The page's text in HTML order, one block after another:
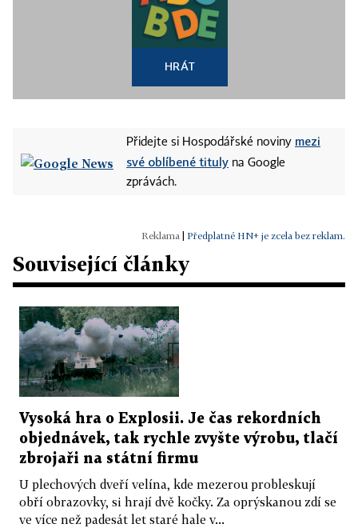
HRÁT
Přidejte si Hospodářské noviny mezi
své oblíbené tituly na Google
zprávách.
Předplatné HN+ je zcela bez reklam.
Související články
Vysoká hra o Explosii. Je čas rekordních
objednávek, tak rychle zvyšte výrobu, tlačí
zbrojaři na státní firmu
U plechových dveří velína, kde mezerou probleskují
obří obrazovky, si hrají dvě kočky. Za oprýskanou zdí se
ve více než padesát let staré hale v...